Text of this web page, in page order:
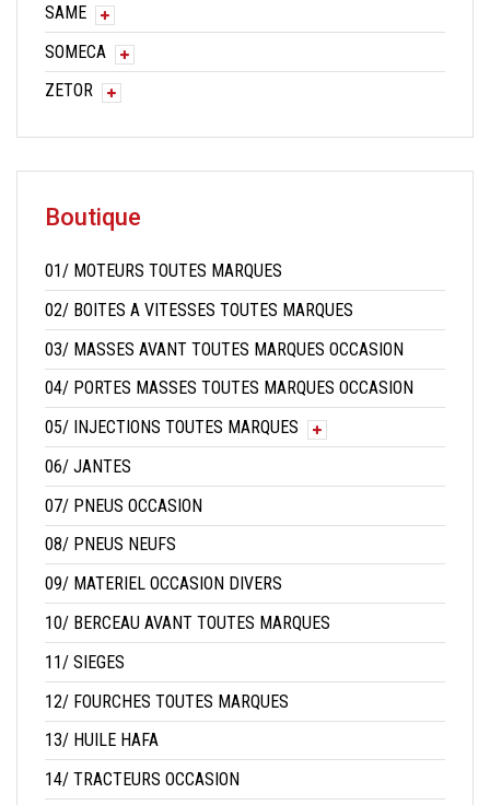
SAME
SOMECA
ZETOR
Boutique
01/ MOTEURS TOUTES MARQUES
02/ BOITES A VITESSES TOUTES MARQUES
03/ MASSES AVANT TOUTES MARQUES OCCASION
04/ PORTES MASSES TOUTES MARQUES OCCASION
05/ INJECTIONS TOUTES MARQUES
06/ JANTES
07/ PNEUS OCCASION
08/ PNEUS NEUFS
09/ MATERIEL OCCASION DIVERS
10/ BERCEAU AVANT TOUTES MARQUES
11/ SIEGES
12/ FOURCHES TOUTES MARQUES
13/ HUILE HAFA
14/ TRACTEURS OCCASION